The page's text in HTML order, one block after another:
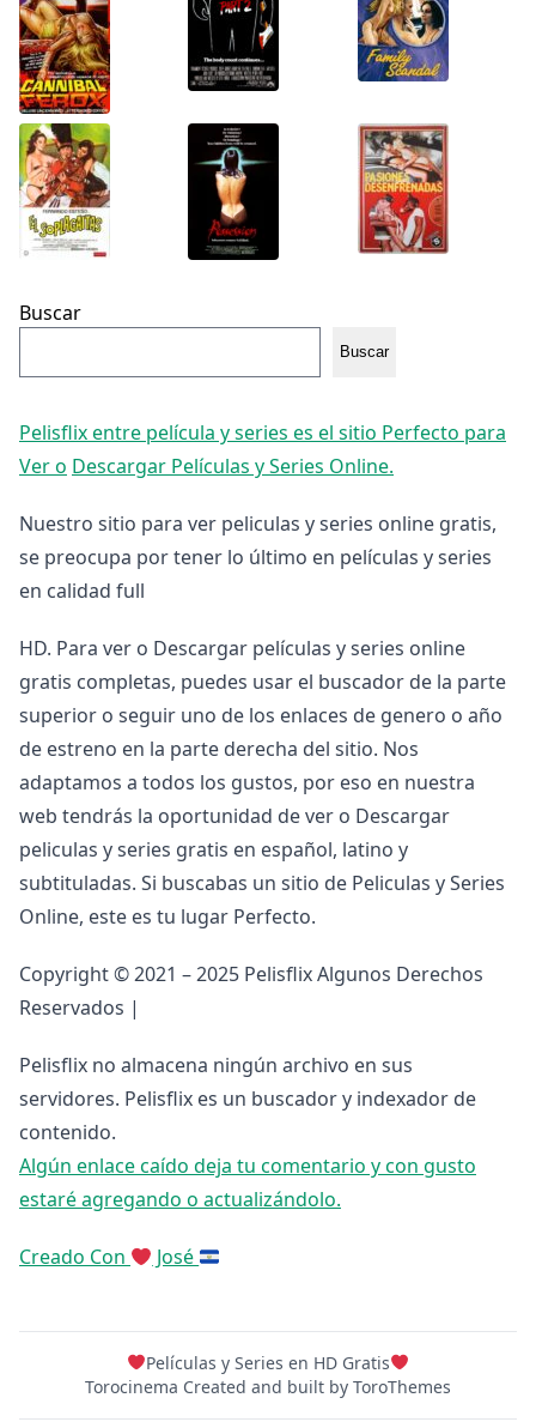
Buscar
Buscar
Pelisflix entre película y series es el sitio Perfecto para
Ver o Descargar Películas y Series Online.
Nuestro sitio para ver peliculas y series online gratis,
se preocupa por tener lo último en películas y series
en calidad full
HD. Para ver o Descargar películas y series online
gratis completas, puedes usar el buscador de la parte
superior o seguir uno de los enlaces de genero o año
de estreno en la parte derecha del sitio. Nos
adaptamos a todos los gustos, por eso en nuestra
web tendrás la oportunidad de ver o Descargar
peliculas y series gratis en español, latino y
subtituladas. Si buscabas un sitio de Peliculas y Series
Online, este es tu lugar Perfecto.
Copyright © 2021 – 2025 Pelisflix Algunos Derechos
Reservados |
Pelisflix no almacena ningún archivo en sus
servidores. Pelisflix es un buscador y indexador de
contenido.
Algún enlace caído deja tu comentario y con gusto
estaré agregando o actualizándolo.
Creado Con José
Películas y Series en HD Gratis
Torocinema Created and built by ToroThemes